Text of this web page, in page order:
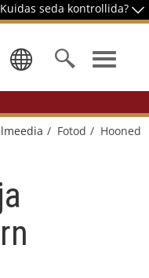
Kuidas seda kontrollida?
Keele valik
Fotod Hooned